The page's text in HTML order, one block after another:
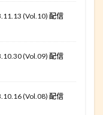
(Vol.10) 配信
(Vol.09) 配信
(Vol.08) 配信